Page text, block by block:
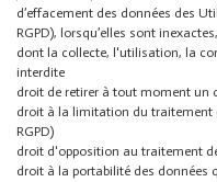
d’effacement des données des
RGPD), lorsqu’elles sont
dont la collecte, l'utilisation, la
interdite
droit de retirer à tout moment un
droit à la limitation du traitement
RGPD)
droit d'opposition au traitement
droit à la portabilité des données